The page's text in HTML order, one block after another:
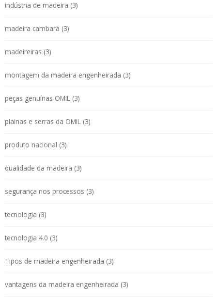
indústria de madeira (3)
madeira cambará (3)
madeireiras (3)
montagem da madeira engenheirada (3)
peças genuínas OMIL (3)
plainas e serras da OMIL (3)
produto nacional (3)
qualidade da madeira (3)
segurança nos processos (3)
tecnologia (3)
tecnologia 4.0 (3)
Tipos de madeira engenheirada (3)
vantagens da madeira engenheirada (3)